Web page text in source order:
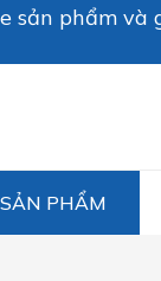
sản phẩm
SẢN PHẨM